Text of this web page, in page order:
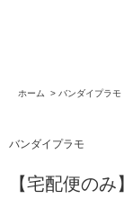
ホーム > バンダイプラモ
バンダイプラモ
【宅配便の